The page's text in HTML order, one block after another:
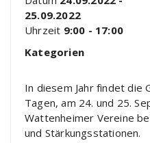
25.09.2022
Uhrzeit 9:00 - 17:00
Kategorien
In diesem Jahr findet die
Tagen, am 24. und 25.
Wattenheimer Vereine
und Stärkungsstationen.